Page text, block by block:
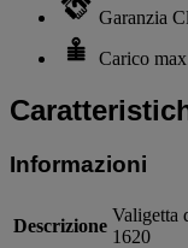
Garanzia
Carico
Informazioni
Descrizione
Valigetta
1620